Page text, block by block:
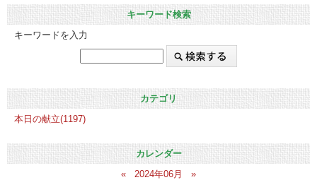
キーワード検索
キーワードを入力
カテゴリ
本日の献立(1197)
カレンダー
«
2024年06月
»